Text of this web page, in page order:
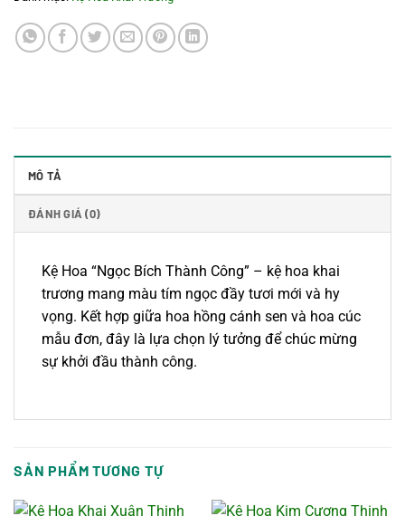
MÔ TẢ
ĐÁNH GIÁ (0)
Kệ Hoa “Ngọc Bích Thành Công” – kệ hoa khai
trương mang màu tím ngọc đầy tươi mới và hy
vọng. Kết hợp giữa hoa hồng cánh sen và hoa cúc
mẫu đơn, đây là lựa chọn lý tưởng để chúc mừng
sự khởi đầu thành công.
SẢN PHẨM TƯƠNG TỰ